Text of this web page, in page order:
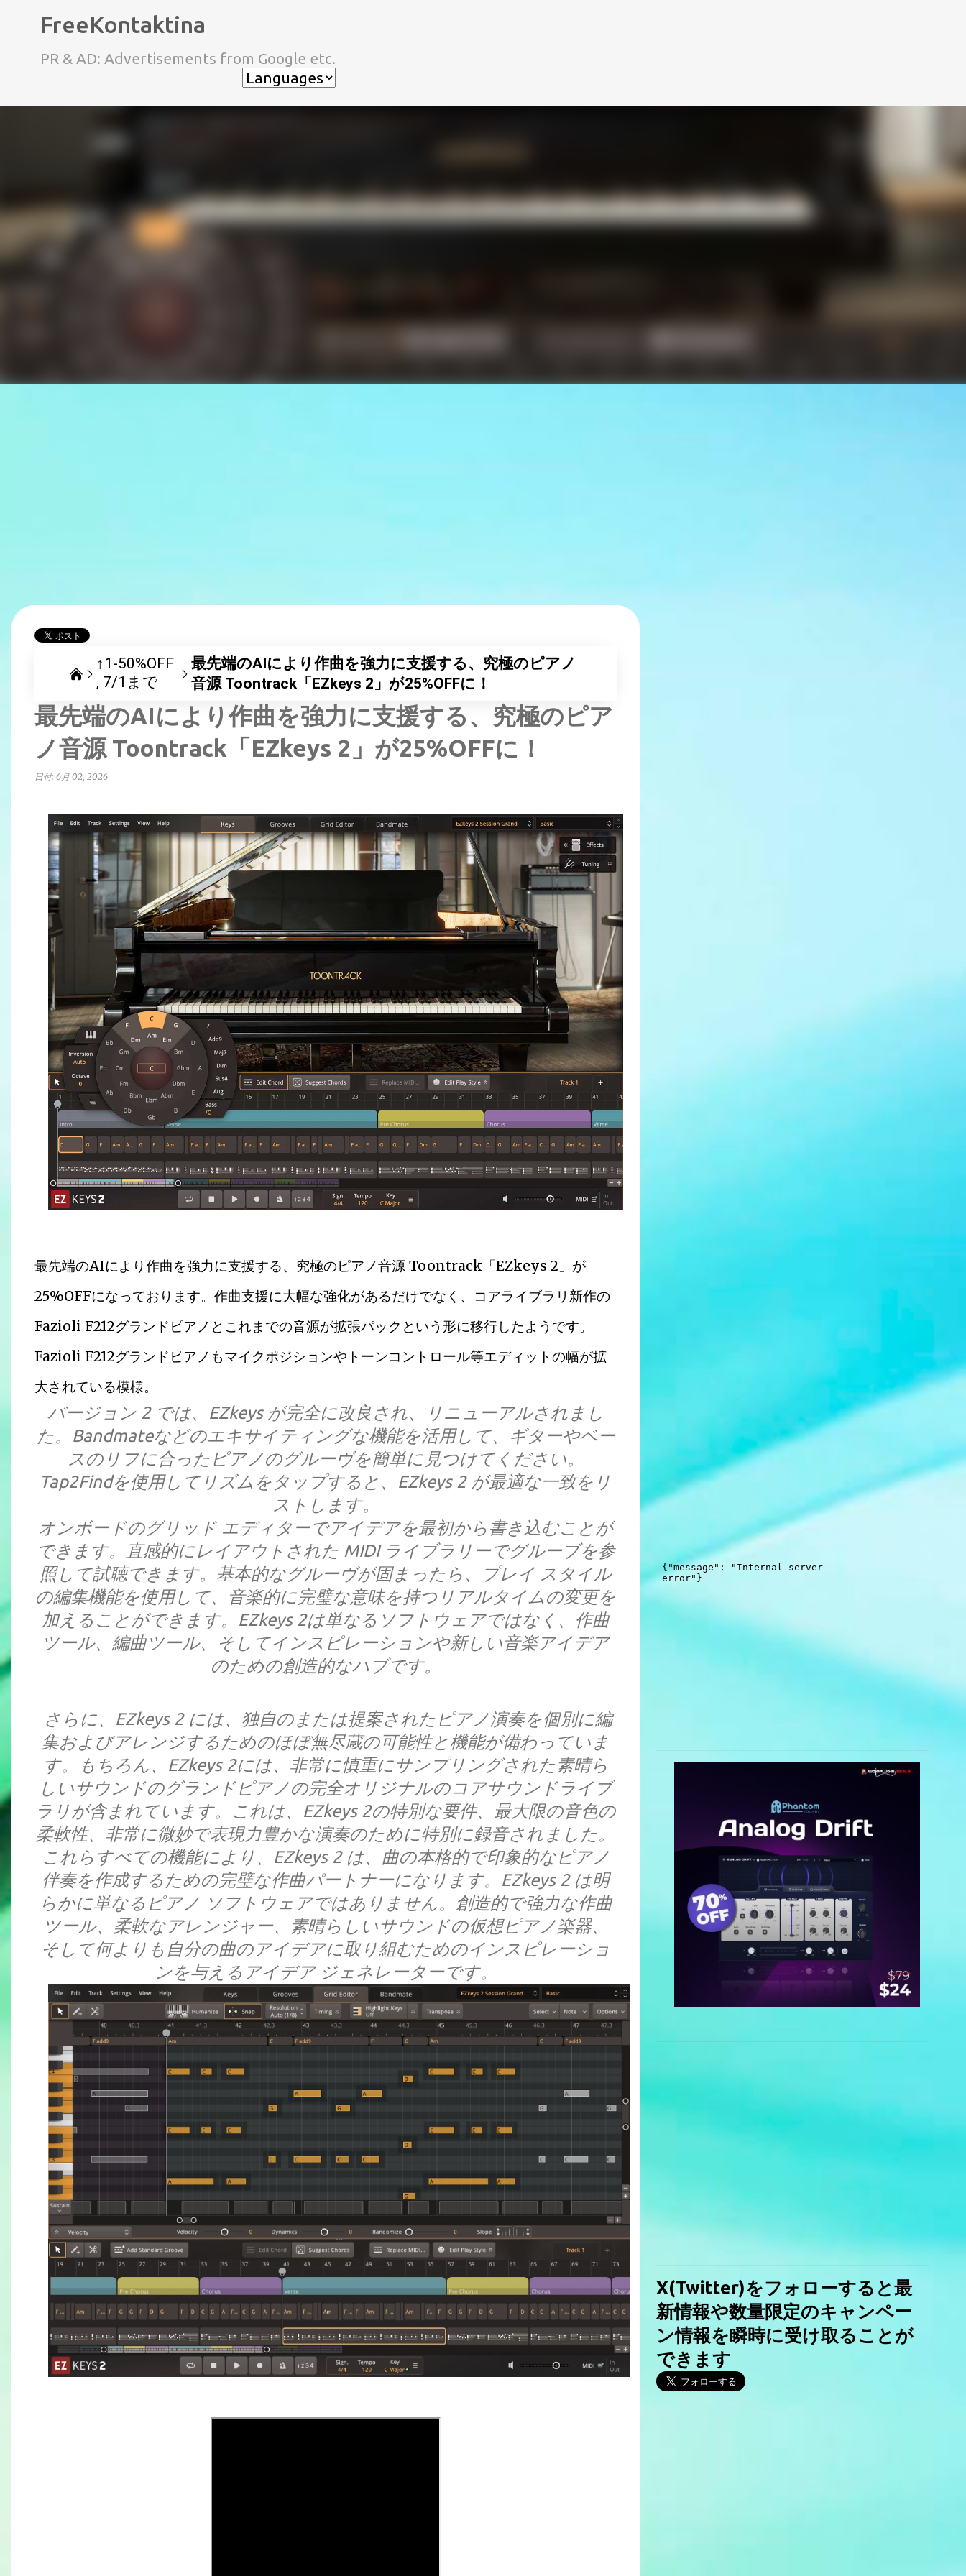
FreeKontaktina
PR & AD: Advertisements from Google etc.
↑1-50%OFF
7/1まで
最先端のAIにより作曲を強力に支援する、究極のピアノ
音源 Toontrack「EZkeys 2」が25%OFFに！
最先端のAIにより作曲を強力に支援する、究極のピア
ノ音源 Toontrack「EZkeys 2」が25%OFFに！
日付: 6月 02, 2026
最先端のAIにより作曲を強力に支援する、究極のピアノ音源 Toontrack「EZkeys 2」が
25%OFFになっております。作曲支援に大幅な強化があるだけでなく、コアライブラリ新作の
Fazioli F212グランドピアノとこれまでの音源が拡張パックという形に移行したようです。
Fazioli F212グランドピアノもマイクポジションやトーンコントロール等エディットの幅が拡
大されている模様。
バージョン 2 では、EZkeys が完全に改良され、リニューアルされまし
た。Bandmateなどのエキサイティングな機能を活用して、ギターやベー
スのリフに合ったピアノのグルーヴを簡単に見つけてください。
Tap2Findを使用してリズムをタップすると、EZkeys 2 が最適な一致をリ
ストします。
オンボードのグリッド エディターでアイデアを最初から書き込むことが
できます。直感的にレイアウトされた MIDI ライブラリーでグルーブを参
照して試聴できます。基本的なグルーヴが固まったら、プレイ スタイル
の編集機能を使用して、音楽的に完璧な意味を持つリアルタイムの変更を
加えることができます。EZkeys 2は単なるソフトウェアではなく、作曲
ツール、編曲ツール、そしてインスピレーションや新しい音楽アイデア
のための創造的なハブです。
さらに、EZkeys 2 には、独自のまたは提案されたピアノ演奏を個別に編
集およびアレンジするためのほぼ無尽蔵の可能性と機能が備わっていま
す。もちろん、EZkeys 2には、非常に慎重にサンプリングされた素晴ら
しいサウンドのグランドピアノの完全オリジナルのコアサウンドライブ
ラリが含まれています。これは、EZkeys 2の特別な要件、最大限の音色の
柔軟性、非常に微妙で表現力豊かな演奏のために特別に録音されました。
これらすべての機能により、EZkeys 2 は、曲の本格的で印象的なピアノ
伴奏を作成するための完璧な作曲パートナーになります。EZkeys 2 は明
らかに単なるピアノ ソフトウェアではありません。創造的で強力な作曲
ツール、柔軟なアレンジャー、素晴らしいサウンドの仮想ピアノ楽器、
そして何よりも自分の曲のアイデアに取り組むためのインスピレーショ
ンを与えるアイデア ジェネレーターです。
X(Twitter)をフォローすると最
新情報や数量限定のキャンペー
ン情報を瞬時に受け取ることが
できます